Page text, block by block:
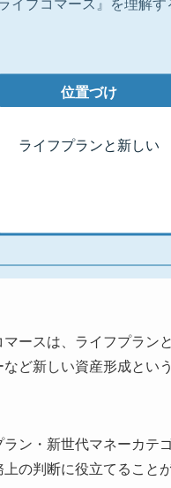
ライブコマース』を理解
位置づけ
ライフプランと新しい
マースは、ライフプラン
など新しい資産形成とい
ラン・新世代マネーカテ
上の判断に役立てること